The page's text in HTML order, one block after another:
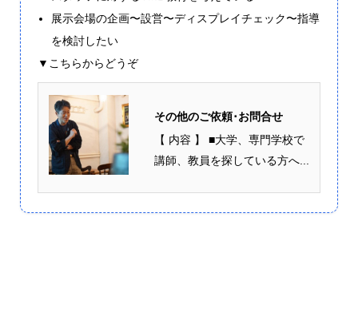
展示会場の企画〜設営〜ディスプレイチェック〜指導
を検討したい
▼こちらからどうぞ
その他のご依頼･お問合せ
【 内容 】 ■大学、専門学校で
講師、教員を探している方へ...